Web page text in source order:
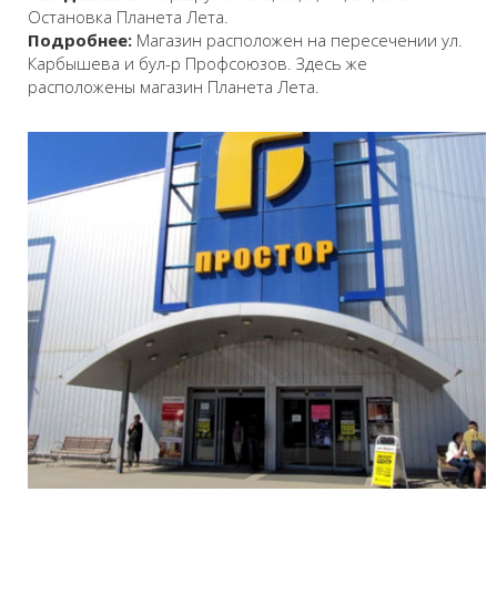
Остановка Планета Лета.
Подробнее: Магазин расположен на пересечении ул.
Карбышева и бул-р Профсоюзов. Здесь же
расположены магазин Планета Лета.